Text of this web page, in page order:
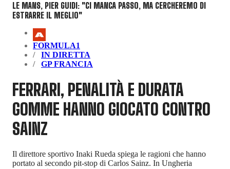
LE MANS, PIER GUIDI: "CI MANCA PASSO, MA CERCHEREMO DI
ESTRARRE IL MEGLIO"
FORMULA1
IN DIRETTA
GP FRANCIA
FERRARI, PENALITÀ E DURATA
GOMME HANNO GIOCATO CONTRO
SAINZ
Il direttore sportivo Inaki Rueda spiega le ragioni che hanno
portato al secondo pit-stop di Carlos Sainz. In Ungheria